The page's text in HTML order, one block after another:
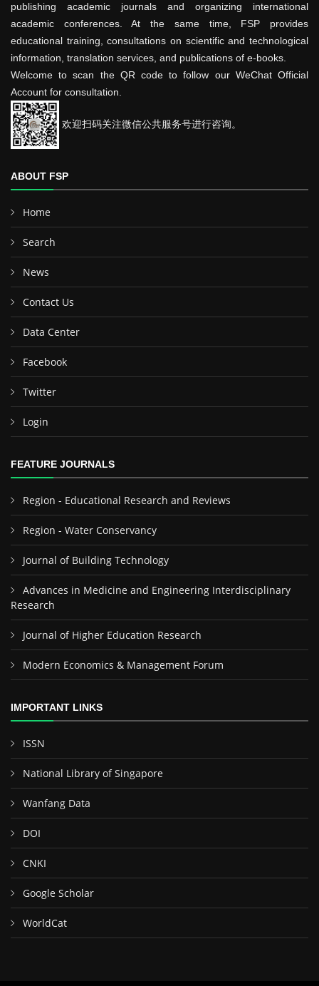
publishing academic journals and organizing international
academic conferences. At the same time, FSP provides
educational training, consultations on scientific and technological
information, translation services, and publications of e-books.
Welcome to scan the QR code to follow our WeChat Official
Account for consultation.
欢迎扫码关注微信公共服务号进行咨询。
ABOUT FSP
Home
Search
News
Contact Us
Data Center
Facebook
Twitter
Login
FEATURE JOURNALS
Region - Educational Research and Reviews
Region - Water Conservancy
Journal of Building Technology
Advances in Medicine and Engineering Interdisciplinary
Research
Journal of Higher Education Research
Modern Economics & Management Forum
IMPORTANT LINKS
ISSN
National Library of Singapore
Wanfang Data
DOI
CNKI
Google Scholar
WorldCat